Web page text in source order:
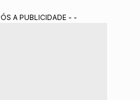
A PUBLICIDADE - -